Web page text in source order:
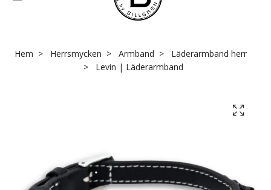
Hem Herrsmycken Armband
Läderarmband herr
Levin | Läderarmband